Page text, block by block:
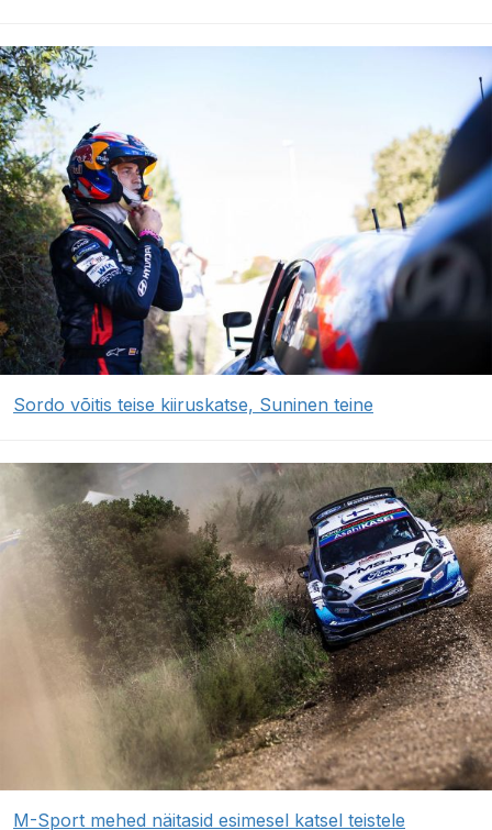
Sordo võitis teise kiiruskatse, Suninen teine
M-Sport mehed näitasid esimesel katsel teistele